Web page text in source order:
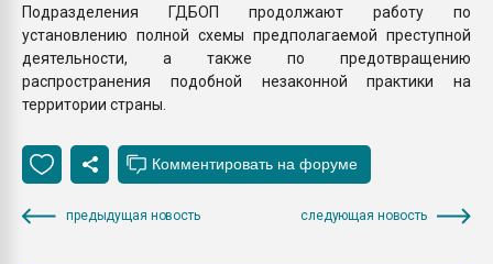
Подразделения ГДБОП продолжают работу по
установлению полной схемы предполагаемой преступной
деятельности, а также по предотвращению
распространения подобной незаконной практики на
территории страны.
предыдущая новость следующая новость